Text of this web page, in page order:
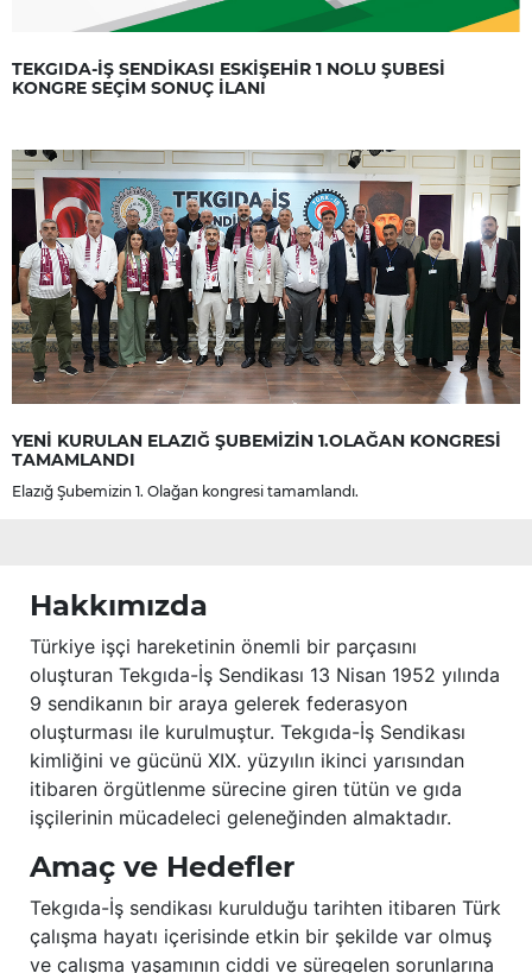
TEKGIDA-İŞ SENDİKASI ESKİŞEHİR 1 NOLU ŞUBESİ
KONGRE SEÇİM SONUÇ İLANI
YENİ KURULAN ELAZIĞ ŞUBEMİZİN 1.OLAĞAN KONGRESİ
TAMAMLANDI
Elazığ Şubemizin 1. Olağan kongresi tamamlandı.
Hakkımızda
Türkiye işçi hareketinin önemli bir parçasını
oluşturan Tekgıda-İş Sendikası 13 Nisan 1952 yılında
9 sendikanın bir araya gelerek federasyon
oluşturması ile kurulmuştur. Tekgıda-İş Sendikası
kimliğini ve gücünü XIX. yüzyılın ikinci yarısından
itibaren örgütlenme sürecine giren tütün ve gıda
işçilerinin mücadeleci geleneğinden almaktadır.
Amaç ve Hedefler
Tekgıda-İş sendikası kurulduğu tarihten itibaren Türk
çalışma hayatı içerisinde etkin bir şekilde var olmuş
ve çalışma yaşamının ciddi ve süregelen sorunlarına